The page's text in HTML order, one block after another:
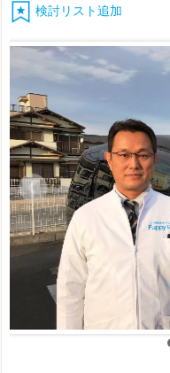
検討リスト追加